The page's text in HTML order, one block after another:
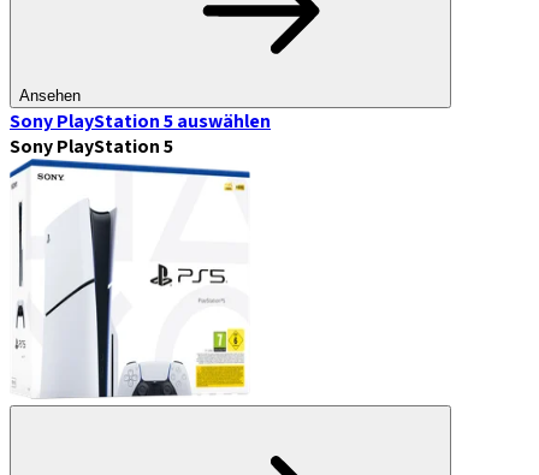
Ansehen
Sony PlayStation 5auswählen
Sony PlayStation 5